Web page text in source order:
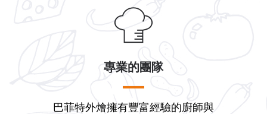
專業的團隊
巴菲特外燴擁有豐富經驗的廚師與